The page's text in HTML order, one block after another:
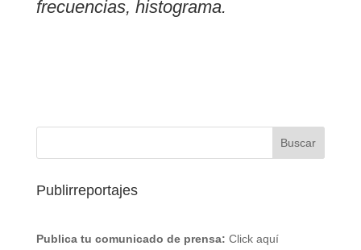
frecuencias, histograma.
Publirreportajes
Publica tu comunicado de prensa: Click aquí